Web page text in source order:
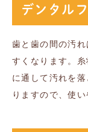
デンタル
歯と歯の間の汚
すくなります。
に通して汚れを
りますので、使